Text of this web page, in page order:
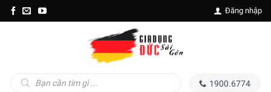
Skip
to
Đăng nhập
kiếm
1900.6774